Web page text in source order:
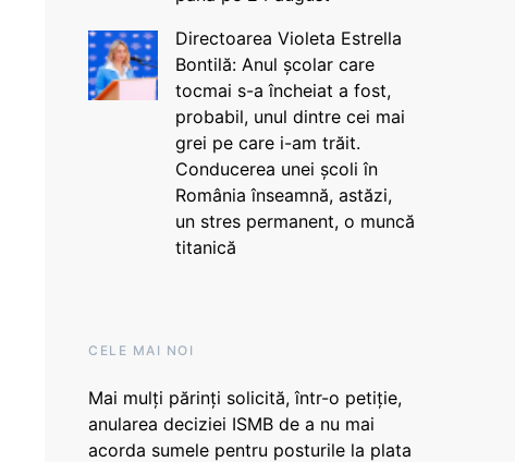
Directoarea Violeta Estrella
Bontilă: Anul școlar care
tocmai s-a încheiat a fost,
probabil, unul dintre cei mai
grei pe care i-am trăit.
Conducerea unei școli în
România înseamnă, astăzi,
un stres permanent, o muncă
titanică
CELE MAI NOI
Mai mulți părinți solicită, într-o petiție,
anularea deciziei ISMB de a nu mai
acorda sumele pentru posturile la plata